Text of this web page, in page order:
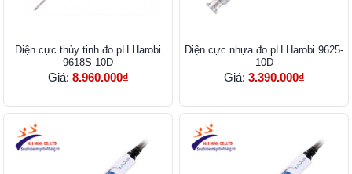
Điện cực thủy tinh đo pH Harobi
9618S-10D
Giá: 8.960.000₫
Điện cực nhựa đo pH Harobi 9625-
10D
Giá: 3.390.000₫